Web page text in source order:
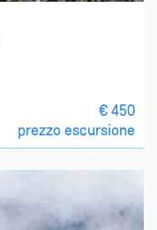
€ 450
prezzo escursione